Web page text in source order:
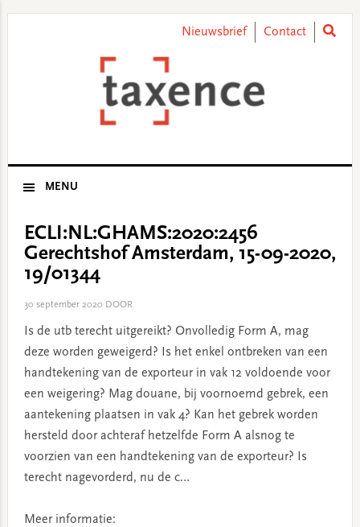
Nieuwsbrief Contact
MENU
ECLI:NL:GHAMS:2020:2456
Gerechtshof Amsterdam, 15-09-2020,
19/01344
30 september 2020 DOOR
Is de utb terecht uitgereikt? Onvolledig Form A, mag
deze worden geweigerd? Is het enkel ontbreken van een
handtekening van de exporteur in vak 12 voldoende voor
een weigering? Mag douane, bij voornoemd gebrek, een
aantekening plaatsen in vak 4? Kan het gebrek worden
hersteld door achteraf hetzelfde Form A alsnog te
voorzien van een handtekening van de exporteur? Is
terecht nagevorderd, nu de c…
Meer informatie: